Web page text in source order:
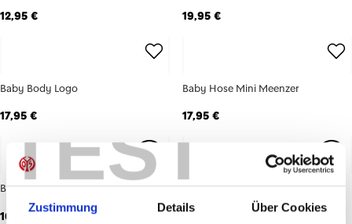
TEST
Zustimmung Details Über Cookies
12,95 € 19,95 €
Baby Body Logo
17,95 €
Baby Hose Mini Meenzer
17,95 €
Baby Lätzchen Set Logo
16,95 €
Baby Mütze Fastnacht
12,95 €